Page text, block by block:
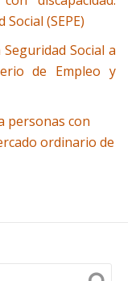
(SEPE)
Social a
de Empleo y
personas con
ordinario de